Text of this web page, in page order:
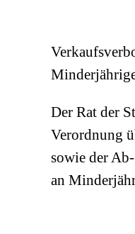
Der Rat der
Verordnung
sowie der
an